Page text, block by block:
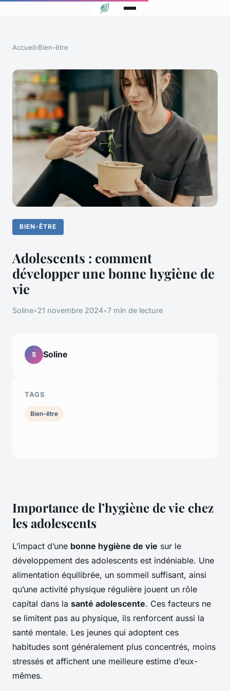
Accueil›Bien-être
BIEN-ÊTRE
Adolescents : comment
développer une bonne hygiène de
vie
Soline•21 novembre 2024•7 min de lecture
Importance de l’hygiène de vie chez
les adolescents
L’impact d’une bonne hygiène de vie sur le
développement des adolescents est indéniable. Une
alimentation équilibrée, un sommeil suffisant, ainsi
qu’une activité physique régulière jouent un rôle
capital dans la santé adolescente. Ces facteurs ne
se limitent pas au physique, ils renforcent aussi la
santé mentale. Les jeunes qui adoptent ces
habitudes sont généralement plus concentrés, moins
stressés et affichent une meilleure estime d’eux-
mêmes.
S Soline
TAGS
Bien-être